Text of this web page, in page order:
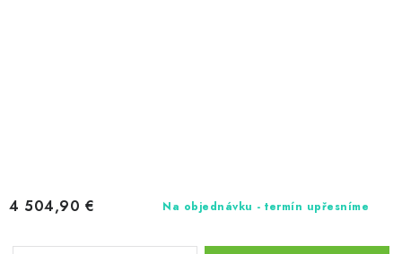
Na objednávku - termín upřesníme
4 504,90 €